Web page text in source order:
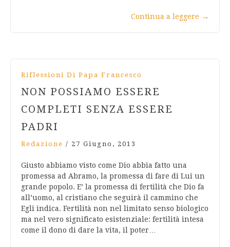
Continua a leggere →
Riflessioni Di Papa Francesco
NON POSSIAMO ESSERE
COMPLETI SENZA ESSERE
PADRI
Redazione / 27 Giugno, 2013
Giusto abbiamo visto come Dio abbia fatto una
promessa ad Abramo, la promessa di fare di Lui un
grande popolo. E’ la promessa di fertilità che Dio fa
all’uomo, al cristiano che seguirà il cammino che
Egli indica. Fertilità non nel limitato senso biologico
ma nel vero significato esistenziale: fertilità intesa
come il dono di dare la vita, il poter…